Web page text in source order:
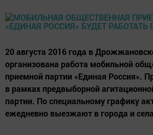
20 августа 2016 года в
организована работа мобильной
приемной партии «Единая Россия».
в рамках предвыборной
партии. По специальному графику
ежедневно выезжают в города и